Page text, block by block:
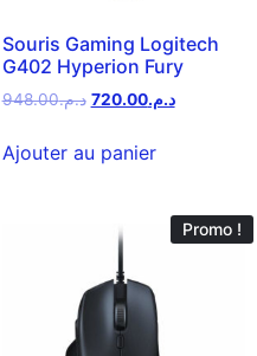
Souris Gaming Logitech
G402 Hyperion Fury
د.م.948.00 د.م.720.00
Ajouter au panier
Promo !